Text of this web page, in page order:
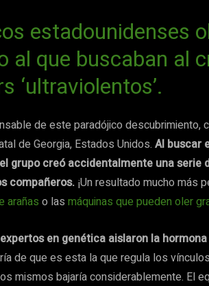
estadounidenses
al que buscaban al
‘ultraviolentos’.
de este paradójico
de Georgia, Estados Unidos. Al buscar
grupo creó accidentalmente una serie
compañeros. ¡Un resultado mucho más
arañas o las máquinas que pueden oler
en genética aislaron la
de que es esta la que regula los
mismos bajaría considerablemente. El